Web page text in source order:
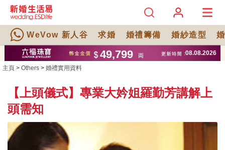
WeVow 新人谷 求婚 婚禮籌備 婚紗造型
主頁 > Others > 婚禮實用資料
【上頭儀式】專業大妗姐羅勤芳講解上
頭需知